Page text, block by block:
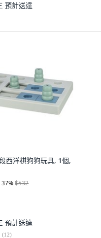
預計送達
西洋棋狗狗玩具, 1個,
37%$532
預計送達
(12)